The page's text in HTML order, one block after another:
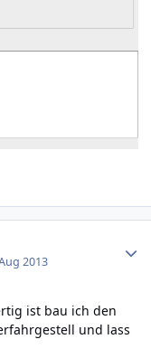
2013
ist bau ich den
und lass